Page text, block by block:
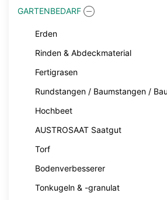
GARTENBEDARF
Erden
Rinden & Abdeckmaterial
Fertigrasen
Rundstangen / Baumstangen /
Hochbeet
AUSTROSAAT Saatgut
Torf
Bodenverbesserer
Tonkugeln & -granulat